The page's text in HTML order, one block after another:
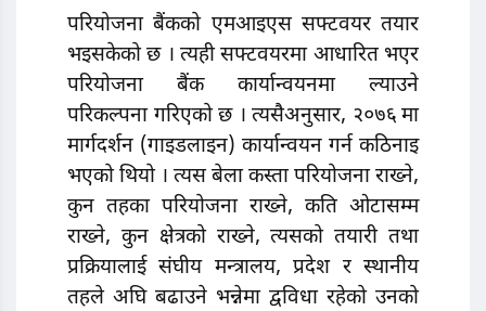
परियोजना बैंकको एमआइएस सफ्टवयर तयार
भइसकेको छ । त्यही सफ्टवयरमा आधारित भएर
परियाेजना बैंक कार्यान्वयनमा ल्याउने
परिकल्पना गरिएको छ । त्यसैअनुसार, २०७६ मा
मार्गदर्शन (गाइडलाइन) कार्यान्वयन गर्न कठिनाइ
भएको थियो । त्यस बेला कस्ता परियोजना राख्ने,
कुन तहका परियोजना राख्ने, कति ओटासम्म
राख्ने, कुन क्षेत्रको राख्ने, त्यसको तयारी तथा
प्रक्रियालाई संघीय मन्त्रालय, प्रदेश र स्थानीय
तहले अघि बढाउने भन्नेमा द्वविधा रहेको उनको